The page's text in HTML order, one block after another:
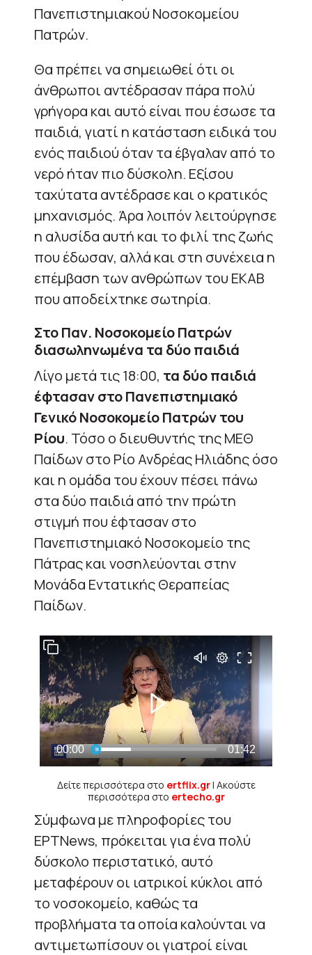
Πανεπιστημιακού Νοσοκομείου
Πατρών.
Θα πρέπει να σημειωθεί ότι οι
άνθρωποι αντέδρασαν πάρα πολύ
γρήγορα και αυτό είναι που έσωσε τα
παιδιά, γιατί η κατάσταση ειδικά του
ενός παιδιού όταν τα έβγαλαν από το
νερό ήταν πιο δύσκολη. Εξίσου
ταχύτατα αντέδρασε και ο κρατικός
μηχανισμός. Άρα λοιπόν λειτούργησε
η αλυσίδα αυτή και το φιλί της ζωής
που έδωσαν, αλλά και στη συνέχεια η
επέμβαση των ανθρώπων του ΕΚΑΒ
που αποδείχτηκε σωτηρία.
Στο Παν. Νοσοκομείο Πατρών
διασωληνωμένα τα δύο παιδιά
Λίγο μετά τις 18:00, τα δύο παιδιά
έφτασαν στο Πανεπιστημιακό
Γενικό Νοσοκομείο Πατρών του
Ρίου. Τόσο ο διευθυντής της ΜΕΘ
Παίδων στο Ρίο Ανδρέας Ηλιάδης όσο
και η ομάδα του έχουν πέσει πάνω
στα δύο παιδιά από την πρώτη
στιγμή που έφτασαν στο
Πανεπιστημιακό Νοσοκομείο της
Πάτρας και νοσηλεύονται στην
Μονάδα Εντατικής Θεραπείας
Παίδων.
Δείτε περισσότερα στο ertflix.gr| Ακούστε
περισσότερα στο ertecho.gr
Σύμφωνα με πληροφορίες του
ΕΡΤNews, πρόκειται για ένα πολύ
δύσκολο περιστατικό, αυτό
μεταφέρουν οι ιατρικοί κύκλοι από
το νοσοκομείο, καθώς τα
προβλήματα τα οποία καλούνται να
αντιμετωπίσουν οι γιατροί είναι